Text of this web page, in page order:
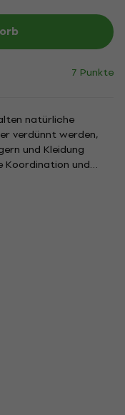
7 Punkte
natürliche
verdünnt werden,
und Kleidung
Koordination und
stimulieren. Kann
Spachtel